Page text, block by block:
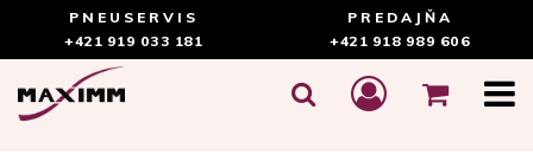
PNEUSERVIS
+421 919 033 181
PREDAJŇA
+421 918 989 606